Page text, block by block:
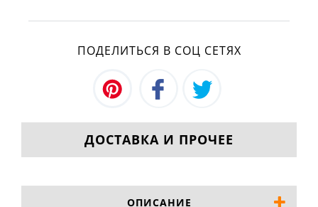
ПОДЕЛИТЬСЯ В СОЦ СЕТЯХ
ДОСТАВКА И ПРОЧЕЕ
ОПИСАНИЕ